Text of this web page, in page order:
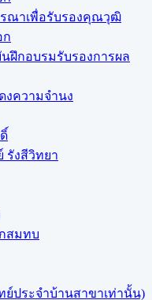
ณาเพื่อรับรองคุณวุฒิ
ก
ฝึกอบรมรับรองการผล
งความจำนง
รังสีวิทยา
สมทบ
ประจำบ้านสาขาเท่านั้น)